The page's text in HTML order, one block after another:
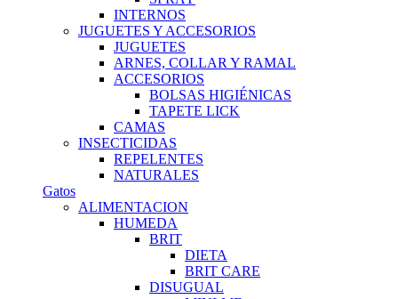
INTERNOS
JUGUETES Y ACCESORIOS
JUGUETES
ARNES, COLLAR Y RAMAL
ACCESORIOS
BOLSAS HIGIÉNICAS
TAPETE LICK
CAMAS
INSECTICIDAS
REPELENTES
NATURALES
Gatos
ALIMENTACION
HUMEDA
BRIT
DIETA
BRIT CARE
DISUGUAL